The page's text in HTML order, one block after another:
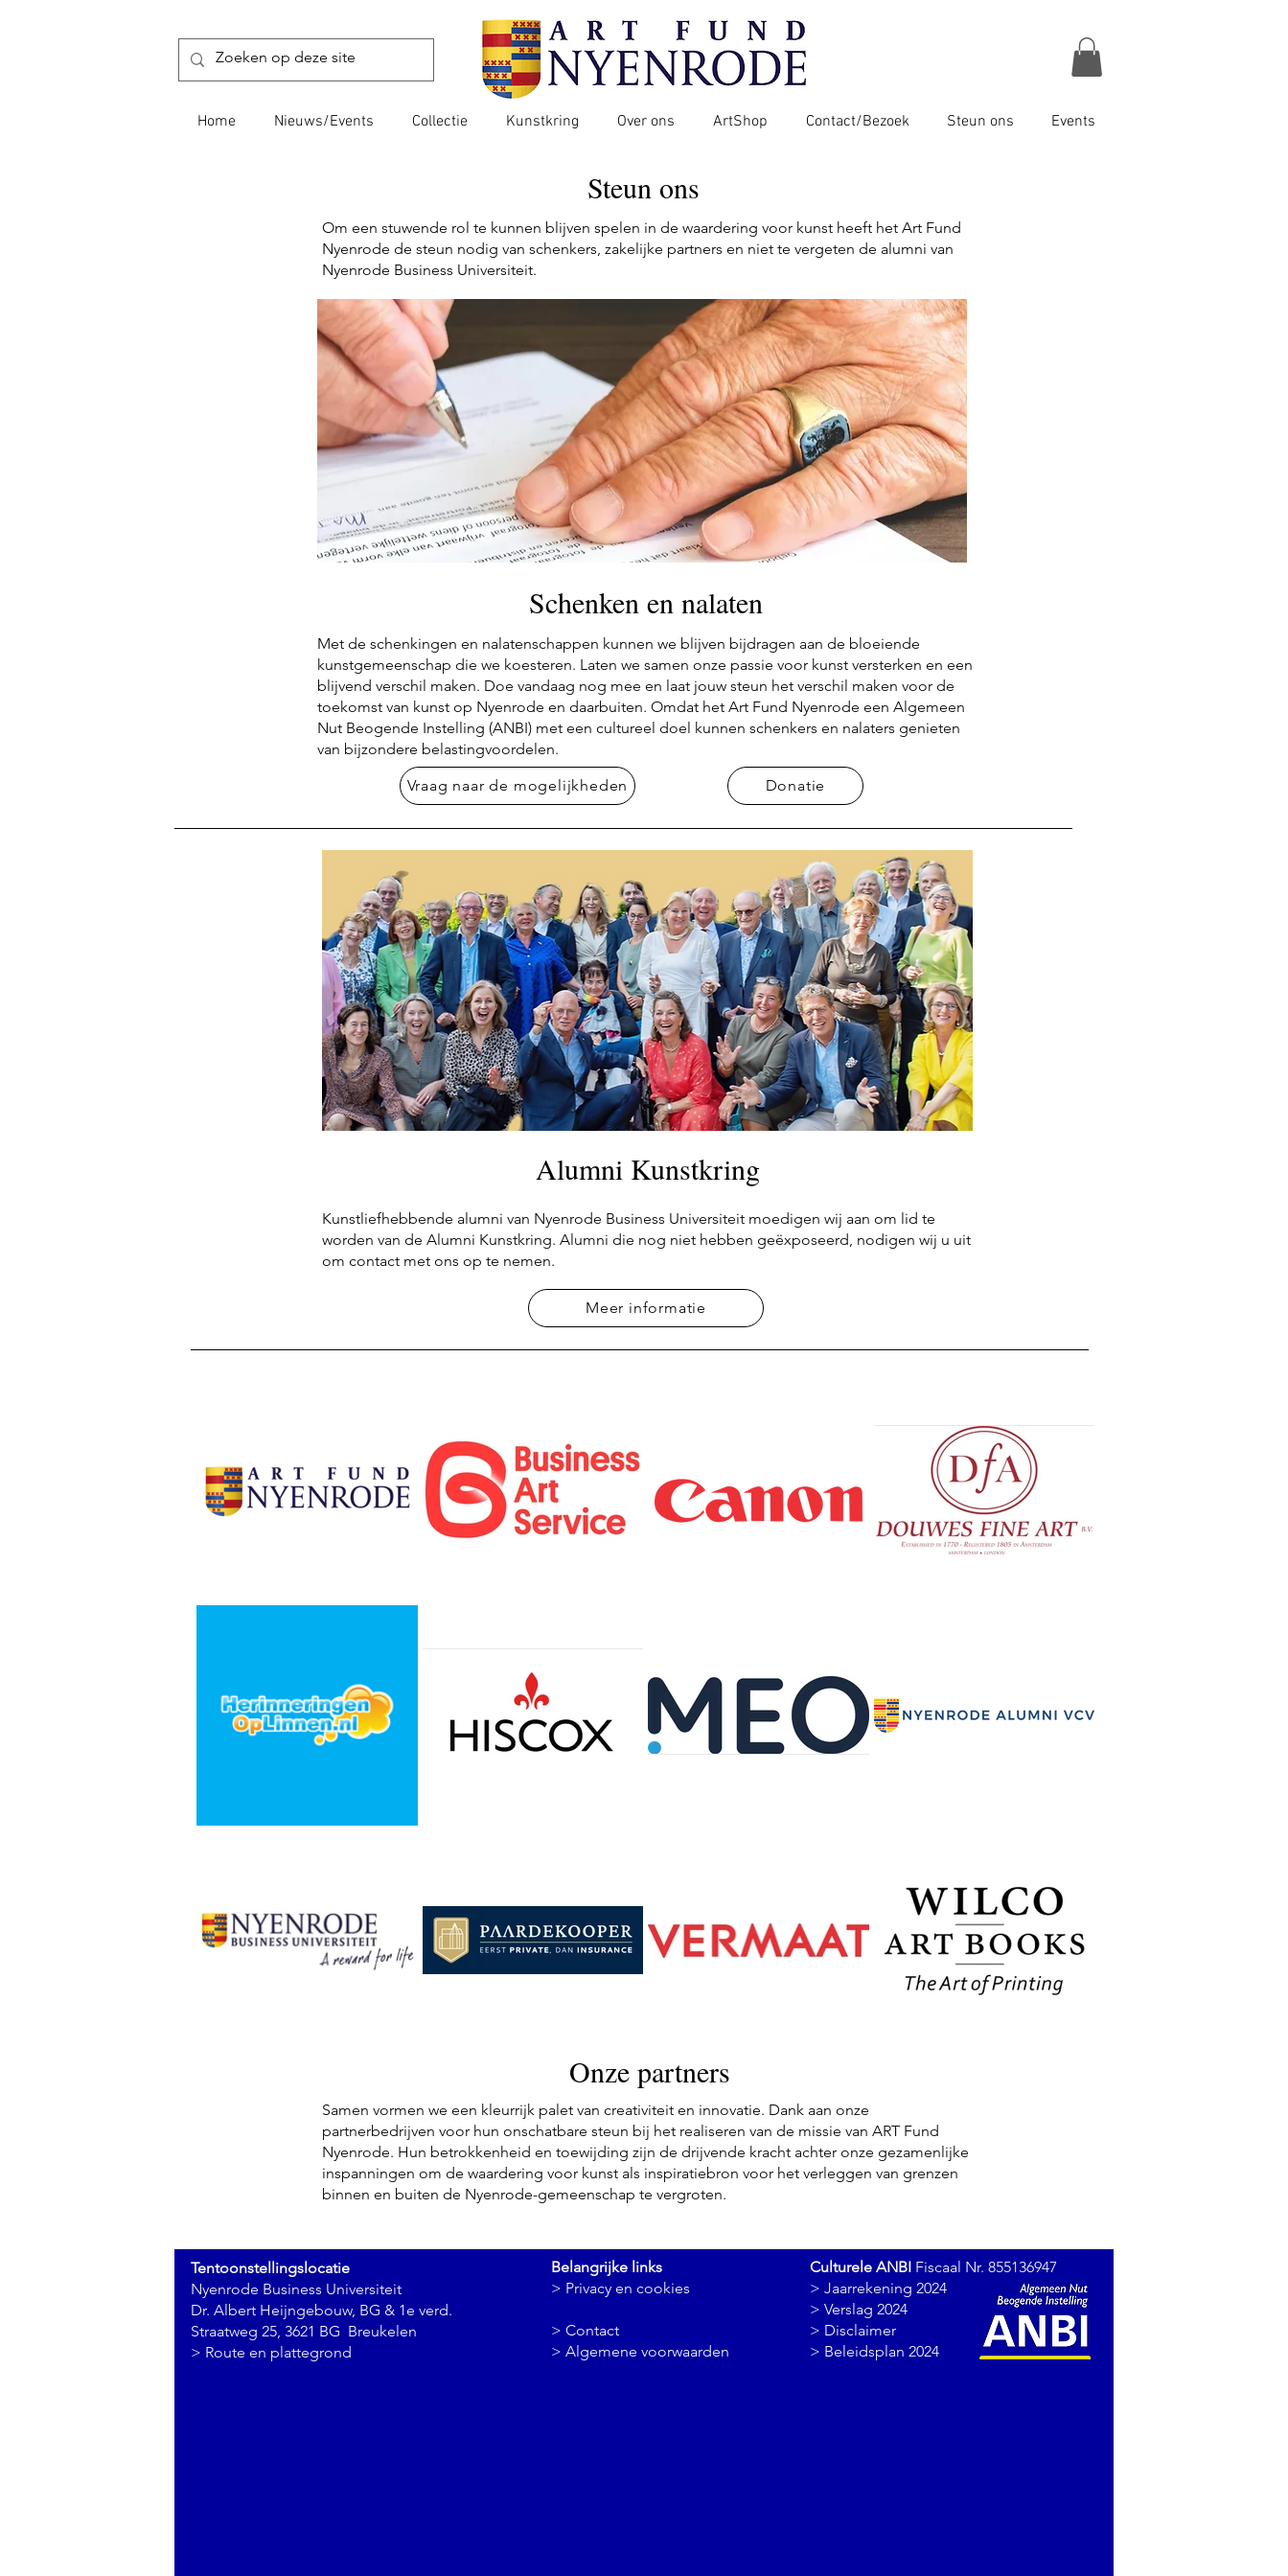
Home Nieuws/Events Collectie Kunstkring Over ons ArtShop Contact/Bezoek Steun ons Events
Steun ons
Om een stuwende rol te kunnen blijven spelen in de waardering voor kunst heeft het Art Fund
Nyenrode de steun nodig van schenkers, zakelijke partners en niet te vergeten de alumni van
Nyenrode Business Universiteit.
Schenken en nalaten
Met de schenkingen en nalatenschappen kunnen we blijven bijdragen aan de bloeiende
kunstgemeenschap die we koesteren. Laten we samen onze passie voor kunst versterken en een
blijvend verschil maken. Doe vandaag nog mee en laat jouw steun het verschil maken voor de
toekomst van kunst op Nyenrode en daarbuiten. Omdat het Art Fund Nyenrode een Algemeen
Nut Beogende Instelling (ANBI) met een cultureel doel kunnen schenkers en nalaters genieten
van bijzondere belastingvoordelen.
Vraag naar de mogelijkheden Donatie
Alumni Kunstkring
Kunstliefhebbende alumni van Nyenrode Business Universiteit moedigen wij aan om lid te
worden van de Alumni Kunstkring. Alumni die nog niet hebben geëxposeerd, nodigen wij u uit
om contact met ons op te nemen.
Meer informatie
Onze partners
Samen vormen we een kleurrijk palet van creativiteit en innovatie. Dank aan onze
partnerbedrijven voor hun onschatbare steun bij het realiseren van de missie van ART Fund
Nyenrode. Hun betrokkenheid en toewijding zijn de drijvende kracht achter onze gezamenlijke
inspanningen om de waardering voor kunst als inspiratiebron voor het verleggen van grenzen
binnen en buiten de Nyenrode-gemeenschap te vergroten.
Tentoonstellingslocatie
Nyenrode Business Universiteit
Dr. Albert Heijngebouw, BG & 1e verd.
Straatweg 25, 3621 BG Breukelen
> Route en plattegrond
Belangrijke links
> Privacy en cookies
> Contact
> Algemene voorwaarden
Culturele ANBI Fiscaal Nr. 855136947
> Jaarrekening 2024
> Verslag 2024
> Disclaimer
> Beleidsplan 2024